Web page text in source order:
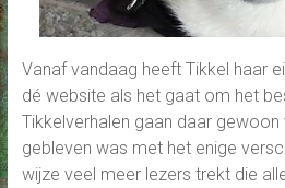
Vanaf vandaag heeft Tikkel haar
dé website als het gaat om het
Tikkelverhalen gaan daar
gebleven was met het enige
wijze veel meer lezers trekt die